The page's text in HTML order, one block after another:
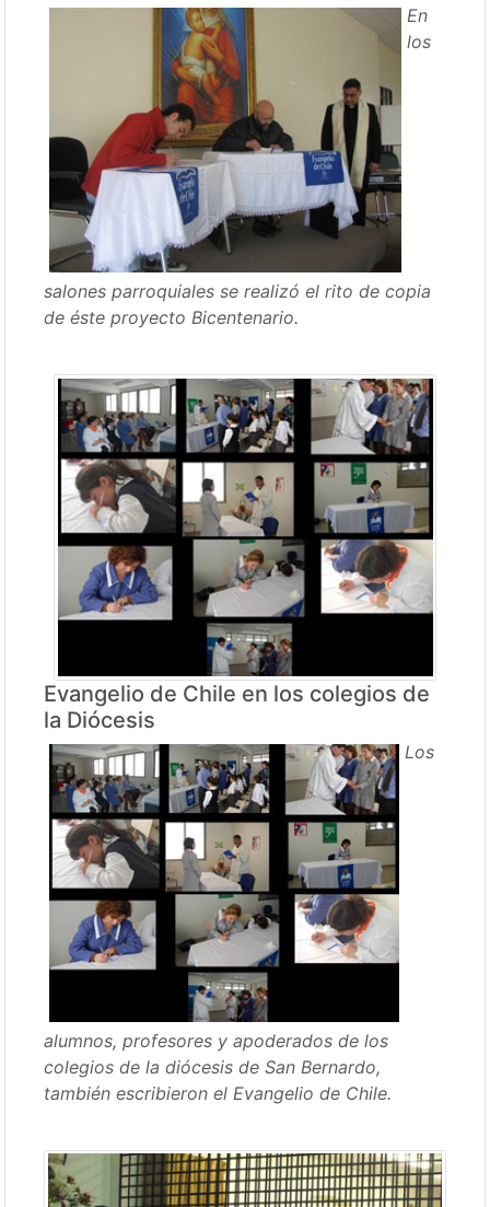
En
los
salones parroquiales se realizó el rito de copia
de éste proyecto Bicentenario.
Evangelio de Chile en los colegios de
la Diócesis
Los
alumnos, profesores y apoderados de los
colegios de la diócesis de San Bernardo,
también escribieron el Evangelio de Chile.